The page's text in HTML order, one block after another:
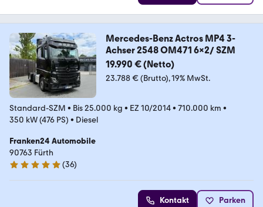
Mercedes-Benz Actros MP4 3-
Achser 2548 OM471 6x2/ SZM
19.990 € (Netto)
23.788 € (Brutto) 19% MwSt.
Standard-SZM • Bis 25.000 kg • EZ 10/2014• 710.000 km •
350 kW (476 PS) • Diesel
Franken24 Automobile
90763 Fürth
4.8 Sterne
(36)
Kontakt Parken